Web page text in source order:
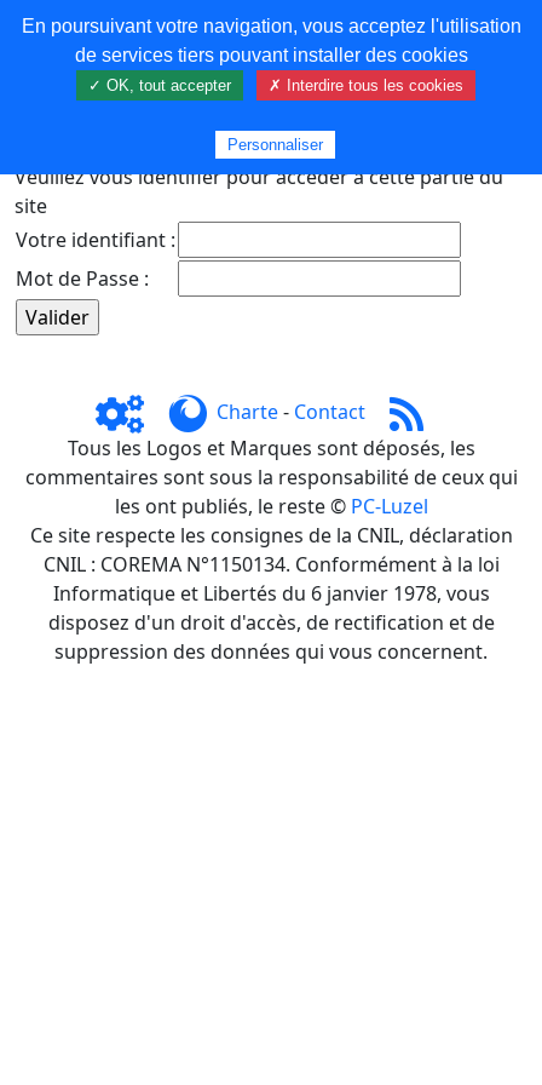
COREMA
Veuillez vous identifier pour accéder à cette partie du
site
Votre identifiant :
Mot de Passe :
Charte- Contact
Tous les Logos et Marques sont déposés, les
commentaires sont sous la responsabilité de ceux qui
les ont publiés, le reste © PC-Luzel
Ce site respecte les consignes de la CNIL, déclaration
CNIL : COREMA N°1150134. Conformément à la loi
Informatique et Libertés du 6 janvier 1978, vous
disposez d'un droit d'accès, de rectification et de
suppression des données qui vous concernent.
En poursuivant votre navigation, vous acceptez l'utilisation
de services tiers pouvant installer des cookies
✓ OK, tout accepter ✗ Interdire tous les cookies
Personnaliser